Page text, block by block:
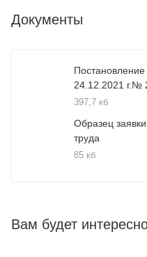
Документы
24.12.2021 г.№
397,7 кб
Образец
труда
85 кб
Вам будет